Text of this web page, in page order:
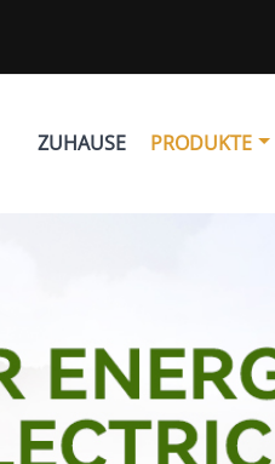
ZUHAUSE PRODUKTE